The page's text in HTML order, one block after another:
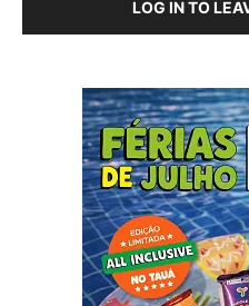
LOG IN TO